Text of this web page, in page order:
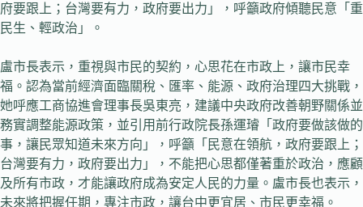
府要跟上；台灣要有力，政府要出力」，呼籲政府傾聽民意「重
民生、輕政治」。
盧市長表示，重視與市民的契約，心思花在市政上，讓市民幸
福。認為當前經濟面臨關稅、匯率、能源、政府治理四大挑戰，
她呼應工商協進會理事長吳東亮，建議中央政府改善朝野關係並
務實調整能源政策，並引用前行政院長孫運璿「政府要做該做的
事，讓民眾知道未來方向」，呼籲「民意在領航，政府要跟上；
台灣要有力，政府要出力」，不能把心思都僅著重於政治，應顧
及所有市政，才能讓政府成為安定人民的力量。盧市長也表示，
未來將把握任期，專注市政，讓台中更宜居、市民更幸福。